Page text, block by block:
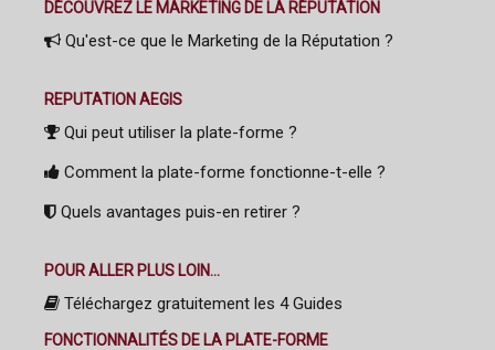
DÉCOUVREZ LE MARKETING DE LA RÉPUTATION
Qu'est-ce que le Marketing de la Réputation ?
REPUTATION AEGIS
Qui peut utiliser la plate-forme ?
Comment la plate-forme fonctionne-t-elle ?
Quels avantages puis-en retirer ?
POUR ALLER PLUS LOIN...
Téléchargez gratuitement les 4 Guides
FONCTIONNALITÉS DE LA PLATE-FORME